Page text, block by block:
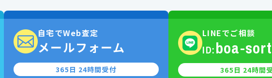
自宅でWeb査定
メールフォーム
365日 24時間受付
LINEでご相談
ID:boa-
365日 24時間